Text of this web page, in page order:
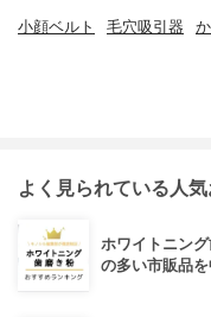
小顔ベルト 毛穴吸引器
よく見られている人
ホワイトニン
の多い市販品